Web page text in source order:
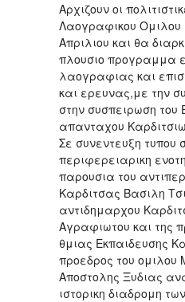
Αρχιζουν οι
Λαογραφικου Ομιλου
Απριλιου και θα
πλουσιο προγραμμα
λαογραφιας και
και ερευνας,με την
στην συσπειρωση του
απανταχου
Σε συνεντευξη τυπου
περιφερειαρικη
παρουσια του
Καρδιτσας Βασιλη
αντιδημαρχου
Αγραφιωτου και της
θμιας Εκπαιδευσης
προεδρος του ομιλου
Αποστολης Ξυδιας
ιστορικη διαδρομη